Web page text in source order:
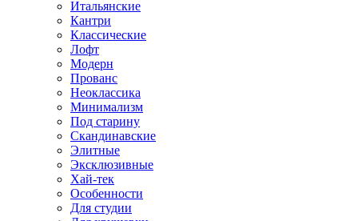
Итальянские
Кантри
Классические
Лофт
Модерн
Прованс
Неоклассика
Минимализм
Под старину
Скандинавские
Элитные
Эксклюзивные
Хай-тек
Особенности
Для студии